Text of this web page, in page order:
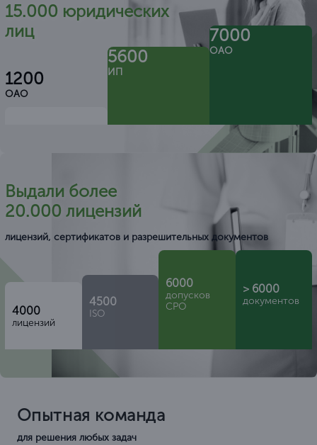
15.000 юридических
лиц
1200
ОАО
5600
ИП
7000
ОАО
Выдали более
20.000 лицензий
лицензий, сертификатов и разрешительных документов
4000
лицензий
4500
ISO
6000
допусков
СРО
> 6000
документов
Опытная команда
для решения любых задач